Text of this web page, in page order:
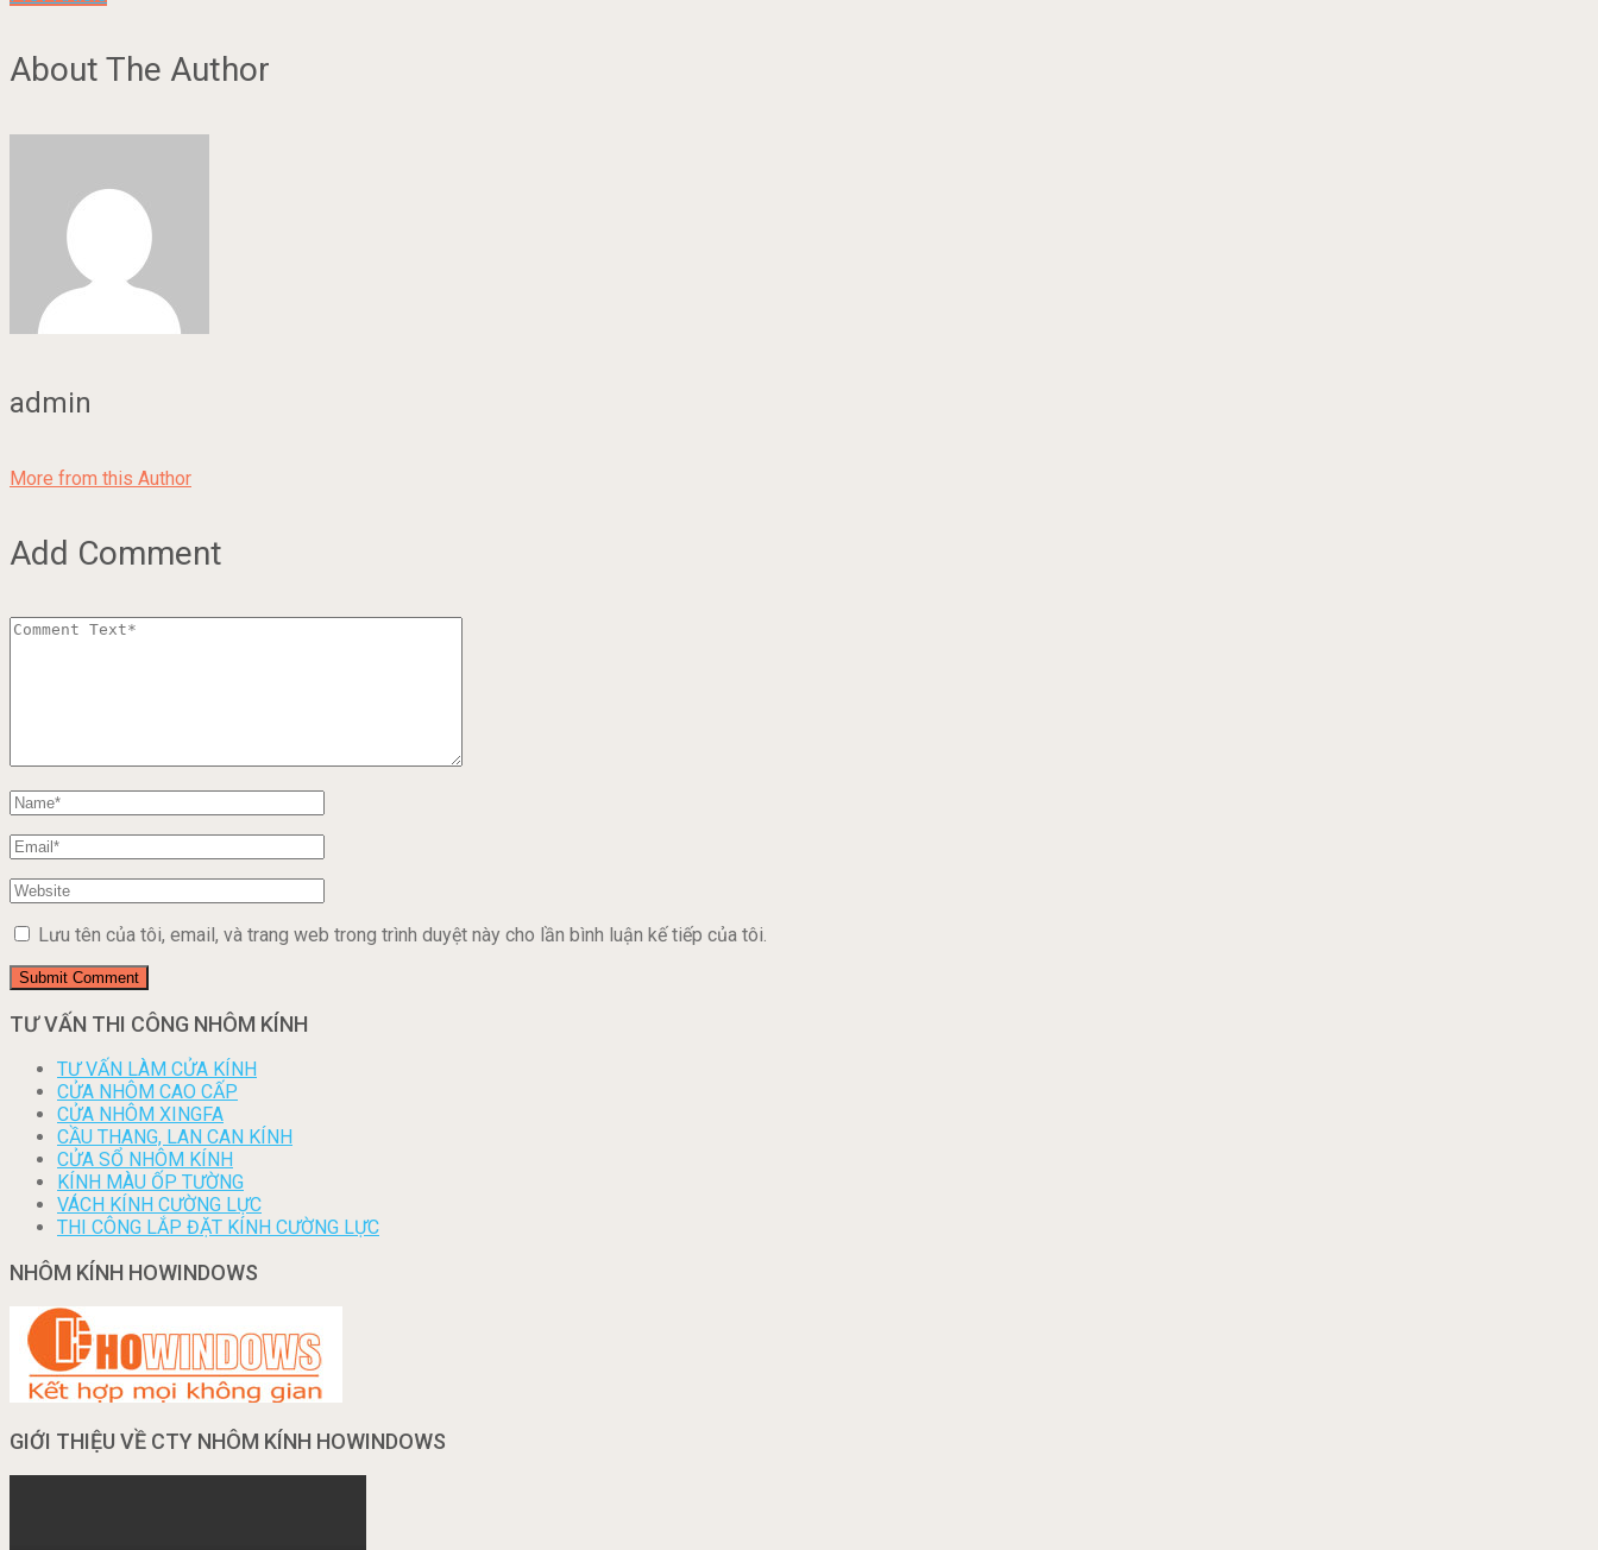
About The Author
admin
More from this Author
Add Comment
Lưu tên của tôi, email, và trang web trong trình duyệt này cho lần bình luận kế tiếp của tôi.
TƯ VẤN THI CÔNG NHÔM KÍNH
TƯ VẤN LÀM CỬA KÍNH
CỬA NHÔM CAO CẤP
CỬA NHÔM XINGFA
CẦU THANG, LAN CAN KÍNH
CỬA SỔ NHÔM KÍNH
KÍNH MÀU ỐP TƯỜNG
VÁCH KÍNH CƯỜNG LỰC
THI CÔNG LẮP ĐẶT KÍNH CƯỜNG LỰC
NHÔM KÍNH HOWINDOWS
GIỚI THIỆU VỀ CTY NHÔM KÍNH HOWINDOWS